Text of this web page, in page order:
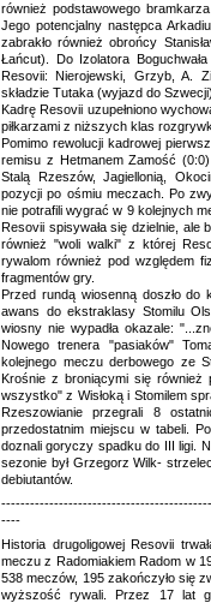
również podstawowego
Jego potencjalny następca
zabrakło również obrońcy
Łańcut). Do Izolatora
Resovii: Nierojewski, Grzyb, A.
składzie Tutaka (wyjazd do
Kadrę Resovii uzupełniono
piłkarzami z niższych klas
Pomimo rewolucji kadrowej
remisu z Hetmanem Zamość
Stalą Rzeszów, Jagiellonią,
pozycji po ośmiu meczach. Po
nie potrafili wygrać w 9 kolejnych
Resovii spisywała się dzielnie, ale
również "woli walki" z której
rywalom również pod względem
fragmentów gry.
Przed rundą wiosenną doszło do
awans do ekstraklasy Stomilu
wiosny nie wypadła okazale:
Nowego trenera "pasiaków"
kolejnego meczu derbowego ze
Krośnie z broniącymi się również
wszystko" z Wisłoką i Stomilem
Rzeszowianie przegrali 8
przedostatnim miejscu w tabeli.
doznali goryczy spadku do III ligi.
sezonie był Grzegorz Wilk-
debiutantów.
----
Historia drugoligowej Resovii
meczu z Radomiakiem Radom w
538 meczów, 195 zakończyło się
wyższość rywali. Przez 17 lat